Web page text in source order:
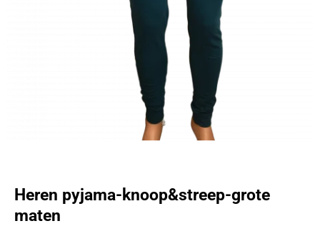
Heren pyjama-knoop&streep-grote
maten